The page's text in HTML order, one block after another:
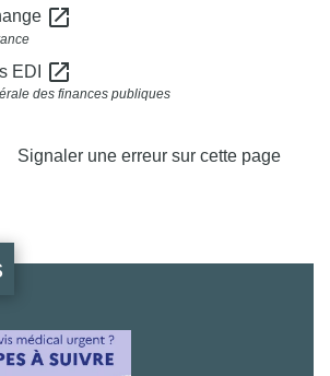
open_in_new
EDI open_in_new
des finances publiques
Signaler une erreur sur cette page